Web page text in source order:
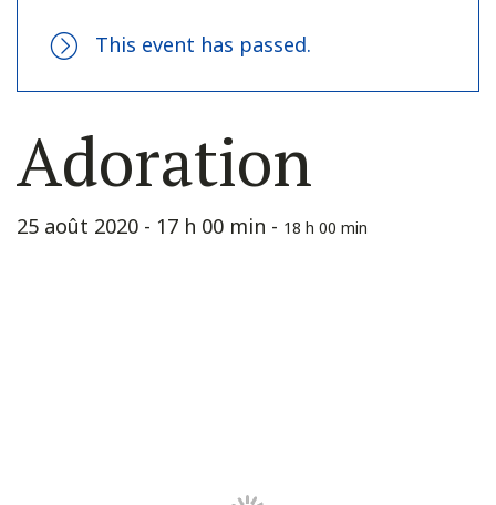
This event has passed.
Adoration
25 août 2020 - 17 h 00 min - 18 h 00 min